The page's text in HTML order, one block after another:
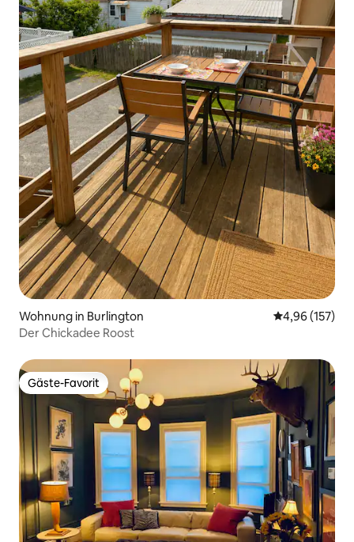
Wohnung in Burlington
4,96 (157)
Der Chickadee Roost
Gäste-Favorit
Gäste-Favorit